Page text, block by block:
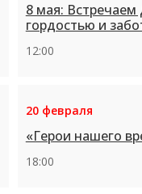
8 мая:
гордостью и
12:00
20 февраля
«Герои нашего
18:00